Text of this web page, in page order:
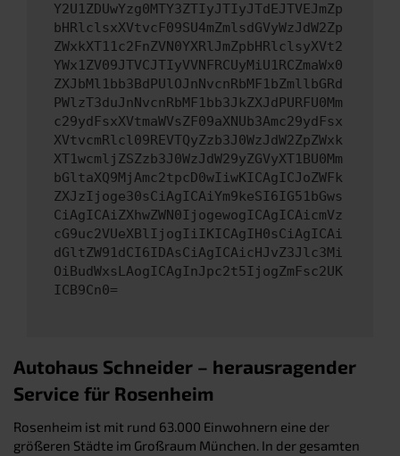
Y2U1ZDUwYzg0MTY3ZTIyJTIyJTdEJTVEJmZp
bHRlclsxXVtvcF09SU4mZmlsdGVyWzJdW2Zp
ZWxkXT11c2FnZVN0YXRlJmZpbHRlclsyXVt2
YWx1ZV09JTVCJTIyVVNFRCUyMiU1RCZmaWx0
ZXJbMl1bb3BdPUlOJnNvcnRbMF1bZmllbGRd
PWlzT3duJnNvcnRbMF1bb3JkZXJdPURFU0Mm
c29ydFsxXVtmaWVsZF09aXNUb3Amc29ydFsx
XVtvcmRlcl09REVTQyZzb3J0WzJdW2ZpZWxk
XT1wcmljZSZzb3J0WzJdW29yZGVyXT1BU0Mm
bGltaXQ9MjAmc2tpcD0wIiwKICAgICJoZWFk
ZXJzIjoge30sCiAgICAiYm9keSI6IG51bGws
CiAgICAiZXhwZWN0IjogewogICAgICAicmVz
cG9uc2VUeXBlIjogIiIKICAgIH0sCiAgICAi
dGltZW91dCI6IDAsCiAgICAicHJvZ3Jlc3Mi
OiBudWxsLAogICAgInJpc2t5IjogZmFsc2UK
ICB9Cn0=
Autohaus Schneider – herausragender
Service für Rosenheim
Rosenheim ist mit rund 63.000 Einwohnern eine der
größeren Städte im Großraum München. In der gesamten